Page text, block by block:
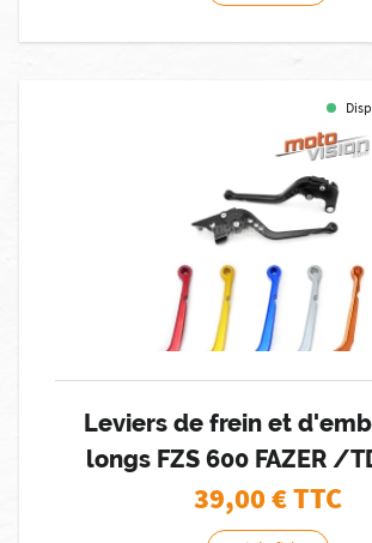
Leviers de frein et
longs FZS 600 FAZER /
39,00€ TTC